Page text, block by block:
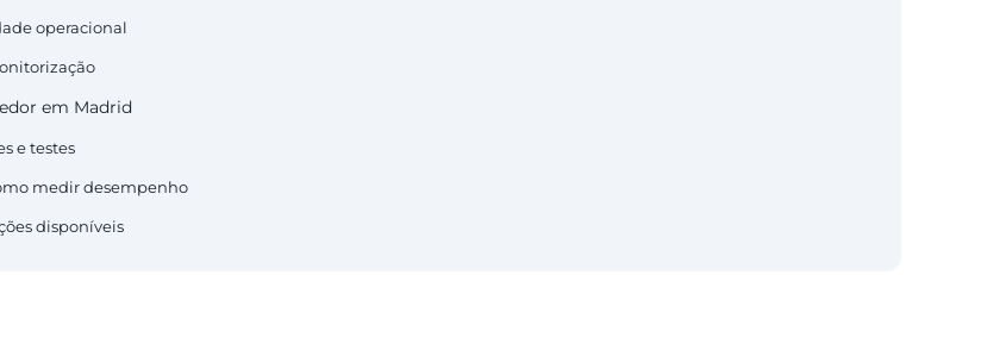
operacional
em Madrid
e testes
medir desempenho
disponíveis